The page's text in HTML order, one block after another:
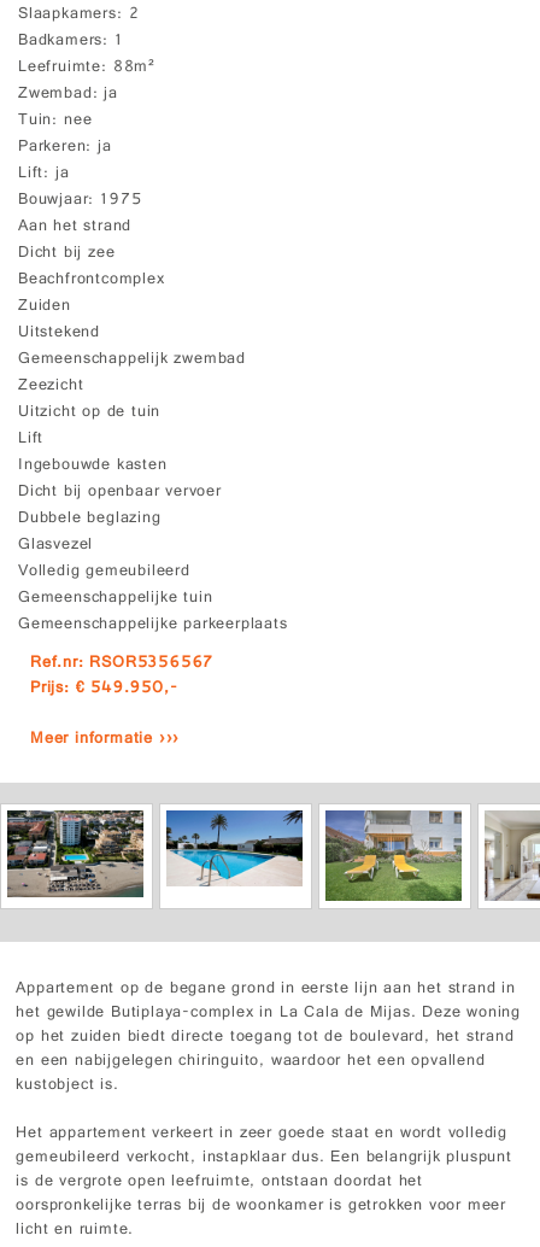
Slaapkamers 2
Badkamers 1
Leefruimte 88m²
Zwembad ja
Tuin nee
Parkeren ja
Lift ja
Bouwjaar 1975
Aan het strand
Dicht bij zee
Beachfrontcomplex
Zuiden
Uitstekend
Gemeenschappelijk zwembad
Zeezicht
Uitzicht op de tuin
Lift
Ingebouwde kasten
Dicht bij openbaar vervoer
Dubbele beglazing
Glasvezel
Volledig gemeubileerd
Gemeenschappelijke tuin
Gemeenschappelijke parkeerplaats
Ref.nr: RSOR5356567
Prijs: € 549.950,-
Meer informatie ›››
Appartement op de begane grond in eerste lijn aan het strand in
het gewilde Butiplaya-complex in La Cala de Mijas. Deze woning
op het zuiden biedt directe toegang tot de boulevard, het strand
en een nabijgelegen chiringuito, waardoor het een opvallend
kustobject is.
Het appartement verkeert in zeer goede staat en wordt volledig
gemeubileerd verkocht, instapklaar dus. Een belangrijk pluspunt
is de vergrote open leefruimte, ontstaan doordat het
oorspronkelijke terras bij de woonkamer is getrokken voor meer
licht en ruimte.